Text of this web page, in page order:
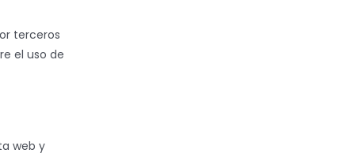
terceros
el uso de
web y